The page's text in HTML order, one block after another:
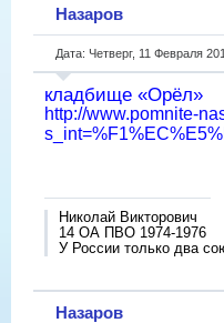
Назаров
Дата: Четверг, 11 Февраля
кладбище «Орёл»
http://www.pomnite-
Николай Викторович
14 ОА ПВО 1974-1976
У России только два
Назаров